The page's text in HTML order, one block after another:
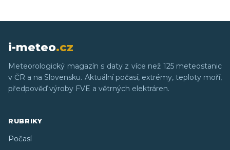
i-meteo.cz
Meteorologický magazín s daty z více než 125 meteostanic
v ČR a na Slovensku. Aktuální počasí, extrémy, teploty moří,
předpověď výroby FVE a větrných elektráren.
RUBRIKY
Počasí